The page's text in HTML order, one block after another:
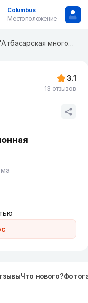
Columbus
Местоположение
ГКП на ПХВ "Атбасарская многопрофильная межрайонная больница"
3.1
13 отзывов
Что нового?